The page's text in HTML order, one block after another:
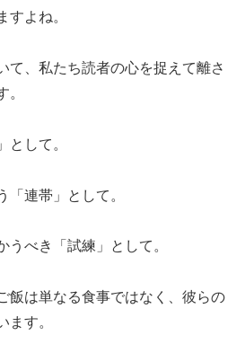
すよね。
て、私たち読者の心を捉えて離さ
。
として。
「連帯」として。
うべき「試練」として。
飯は単なる食事ではなく、彼らの
ます。